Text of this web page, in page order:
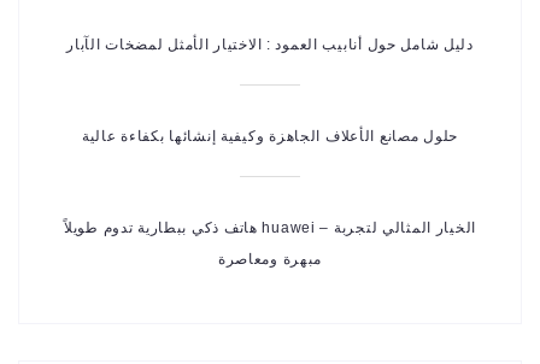
دليل شامل حول أنابيب العمود : الاختيار الأمثل لمضخات الآبار
حلول مصانع الأعلاف الجاهزة وكيفية إنشائها بكفاءة عالية
هاتف ذكي ببطارية تدوم طويلاً huawei – الخيار المثالي لتجربة
مبهرة ومعاصرة